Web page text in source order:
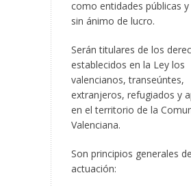
como entidades públicas y
sin ánimo de lucro.
Serán titulares de los
establecidos en la Ley los
valencianos, transeúntes,
extranjeros, refugiados y
en el territorio de la
Valenciana.
Son principios generales de
actuación: